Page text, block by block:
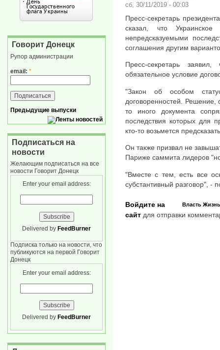
сб, 30/11/2019 - 00:03
Пресс-секретарь
сказал, что Украинское
непредсказуемыми
соглашения другим
Пресс-секретарь
обязательное условие
"Закон об особом
договоренностей. Решение,
то иного документа
последствия которых для
кто-то возьмется
Он также призвал не
Париже саммита лидеров
"Вместе с тем, есть все
субстантивный разговор", -
Власть Жизнь
Войдите на
сайт для отправки
Говорит Донецк
Рупор администрации
email: *
Предыдущие выпуски
Подписаться на
новости
Желающим подписаться на все
новости Говорит Донецк
Enter your email address:
Delivered by FeedBurner
Подписка только на новости, что
публикуются на первой Говорит
Донецк
Enter your email address:
Delivered by FeedBurner